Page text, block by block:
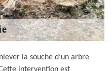
la souche d’un arbre
intervention est